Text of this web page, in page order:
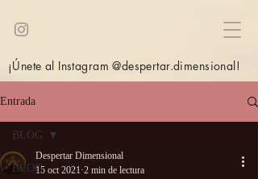
¡Únete al Instagram @despertar.dimensional!
Entrada
BLOG
BLOG
Despertar Dimensional
15 oct 2021 2 min de lectura